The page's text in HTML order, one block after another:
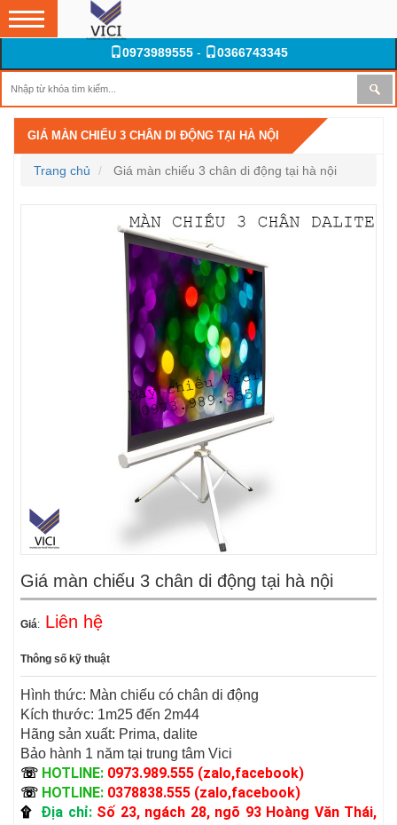
0973989555- 0366743345
GIÁ MÀN CHIẾU 3 CHÂN DI ĐỘNG TẠI HÀ NỘI
Trang chủ Giá màn chiếu 3 chân di động tại hà nội
Giá màn chiếu 3 chân di động tại hà nội
Giá: Liên hệ
Thông số kỹ thuật
Hình thức: Màn chiếu có chân di động
Kích thước: 1m25 đến 2m44
Hãng sản xuất: Prima, dalite
Bảo hành 1 năm tại trung tâm Vici
☏ HOTLINE: 0973.989.555 (zalo,facebook)
☏ HOTLINE: 0378838.555 (zalo,facebook)
۩ Địa chỉ: Số 23, ngách 28, ngõ 93 Hoàng Văn Thái,